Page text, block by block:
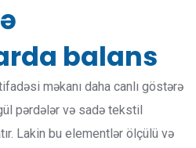
balans
məkanı daha canlı göstərə
pərdələr və sadə tekstil
Lakin bu elementlər ölçülü və